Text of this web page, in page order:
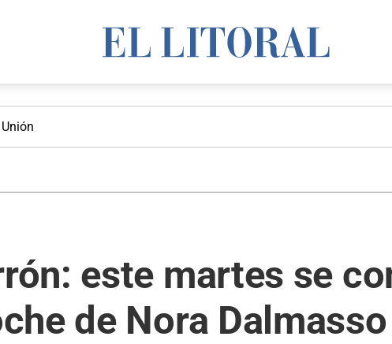
Unión
este martes se
de Nora Dalmasso